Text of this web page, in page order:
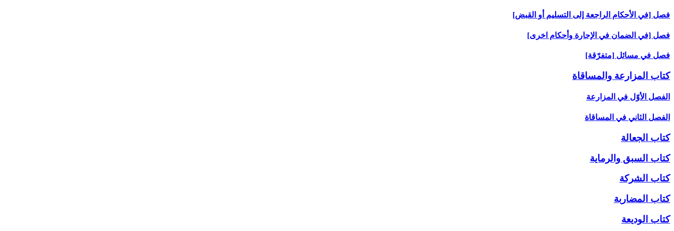
فصل [في الأحكام الراجعة إلى التسليم أو القبض‏]
فصل [في الضمان في الإجارة وأحكام اخرى‏]
فصل في مسائل [متفرّقة]
كتاب المزارعة والمساقاة
الفصل الأوّل في المزارعة
الفصل الثاني في المساقاة
كتاب الجعالة
كتاب السبق والرماية
كتاب الشركة
كتاب المضاربة
كتاب الوديعة